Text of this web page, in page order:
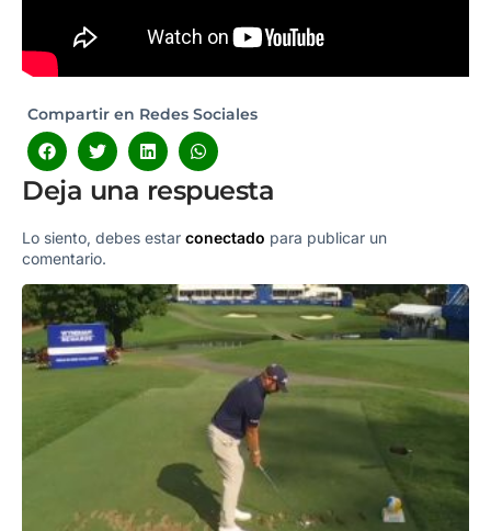
Compartir en Redes Sociales
Deja una respuesta
Lo siento, debes estar conectado para publicar un
comentario.